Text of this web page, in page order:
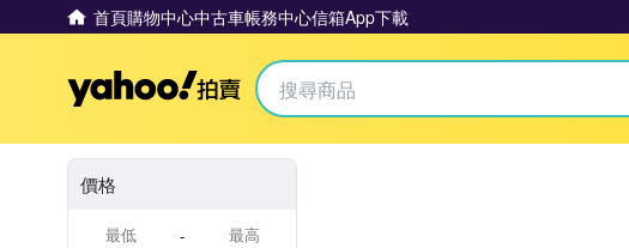
首頁購物中心中古車帳務中心信箱App下載
Yahoo拍賣
價格
-